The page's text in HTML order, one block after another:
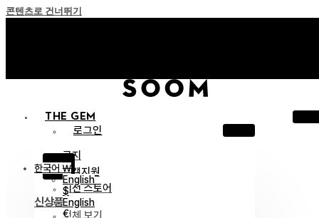
콘텐츠로 건너뛰기
THE GEM
로그인
X
공지
고객지원
이전 스토어
신상품
전체 보기
한국어 ￦
English
$
English
€